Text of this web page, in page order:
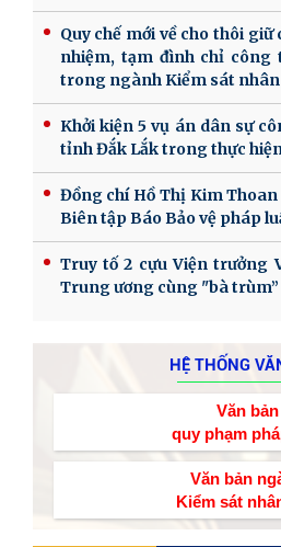
Quy chế mới về cho thôi
nhiệm, tạm đình chỉ công
trong ngành Kiểm sát
Khởi kiện 5 vụ án dân sự
tỉnh Đắk Lắk trong thực
Đồng chí Hồ Thị Kim
Biên tập Báo Bảo vệ pháp
Truy tố 2 cựu Viện trưởng
Trung ương cùng "bà trùm”
HỆ THỐNG
Văn bản
quy phạm
Văn bản
Kiểm sát